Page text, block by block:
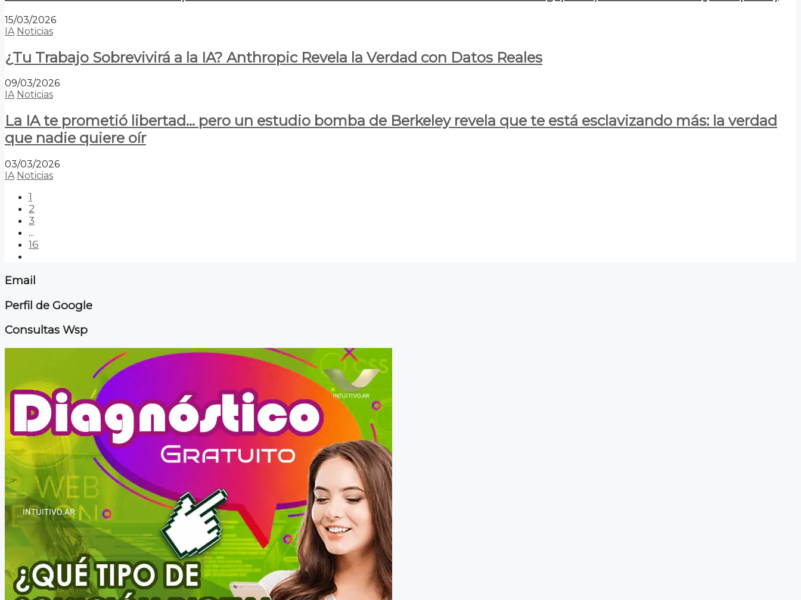
15/03/2026
IA Noticias
¿Tu Trabajo Sobrevivirá a la IA? Anthropic Revela la Verdad con Datos Reales
09/03/2026
IA Noticias
La IA te prometió libertad… pero un estudio bomba de Berkeley revela que te está esclavizando más: la verdad
que nadie quiere oír
03/03/2026
IA Noticias
1
2
3
...
16
Email
Perfil de Google
Consultas Wsp